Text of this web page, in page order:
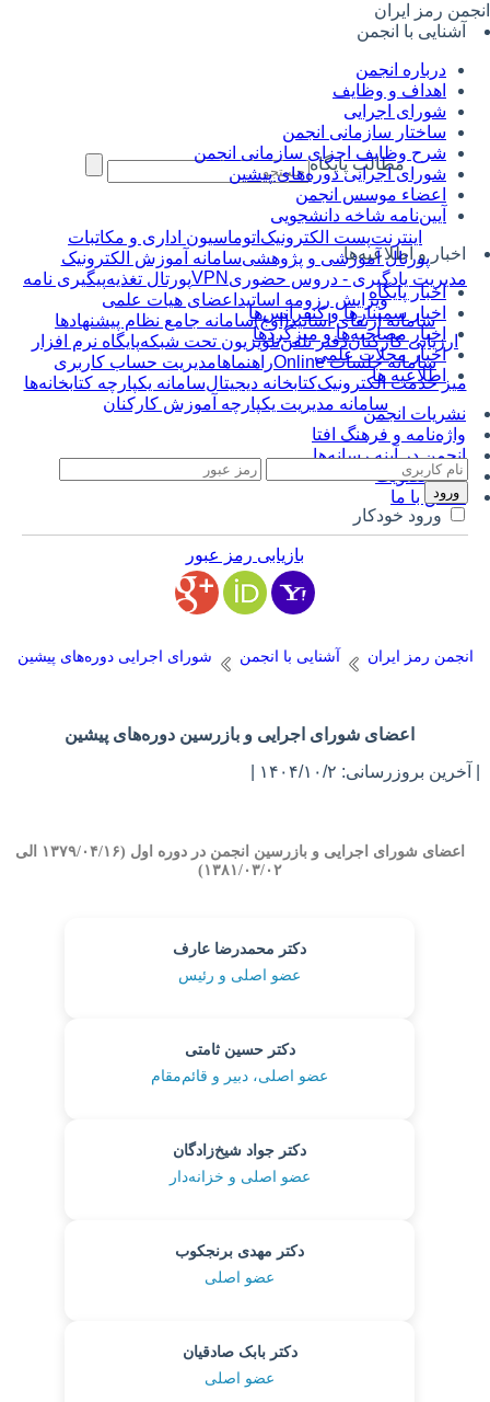
رمز ایران
آشنایی با انجمن
درباره انجمن
اهداف و وظایف
شورای اجرایی
ساختار سازمانی انجمن
شرح وظایف اجزای سازمانی انجمن
شورای اجرایی دوره‌های پیشین
اعضاء موسس انجمن
آیین‌نامه شاخه دانشجویی
اخبار و اطلاعیه‌ها
اخبار پایگاه
اخبار سمینارها و کنفرانس‌ها
اخبار مصاحبه‌ها و میزگردها
اخبار مجلات علمی
اطلاعیه ها
نشریات انجمن
واژه‌نامه و فرهنگ افتا
انجمن در آینه رسانه‌ها
فرم عضویت
تماس با ما
مطالب پایگاه
اینترنتپست الکترونیکاتوماسیون اداری و مکاتبات
پورتال آموزشی و پژوهشیسامانه آموزش الکترونیک
مدیریت یادگیری - دروس حضوریVPNپورتال تغذیهپیگیری نامه
ویرایش رزومه اساتیداعضای هیات علمی
سامانه ارتقای اساتید(اوج)سامانه جامع نظام پیشنهادها
ارزیابی کارکناندفتر تلفنتلویزیون تحت شبکهپایگاه نرم افزار
سامانه جلسات Online
راهنماهامدیریت حساب کاربری
میز خدمت الکترونیککتابخانه دیجیتالسامانه یکپارچه کتابخانه‌ها
سامانه مدیریت یکپارچه آموزش کارکنان
ورود خودکار
بازیابی رمز عبور
انجمن رمز ایران آشنایی با انجمن شورای اجرایی دوره‌های پیشین
اعضای شورای اجرایی و بازرسین دوره‌های پیشین
بروزرسانی: ۱۴۰۴/۱۰/۲ |
اعضای شورای اجرایی و بازرسین انجمن در دوره اول (۱۳۷۹/۰۴/۱۶ الی
۱۳۸۱/۰۳/۰۲)
دکتر محمدرضا عارف
عضو اصلی و رئیس
دکتر حسین ثامتی
عضو اصلی، دبیر و قائم‌مقام
دکتر جواد شیخ‌زادگان
عضو اصلی و خزانه‌دار
دکتر مهدی برنجکوب
عضو اصلی
دکتر بابک صادقیان
عضو اصلی